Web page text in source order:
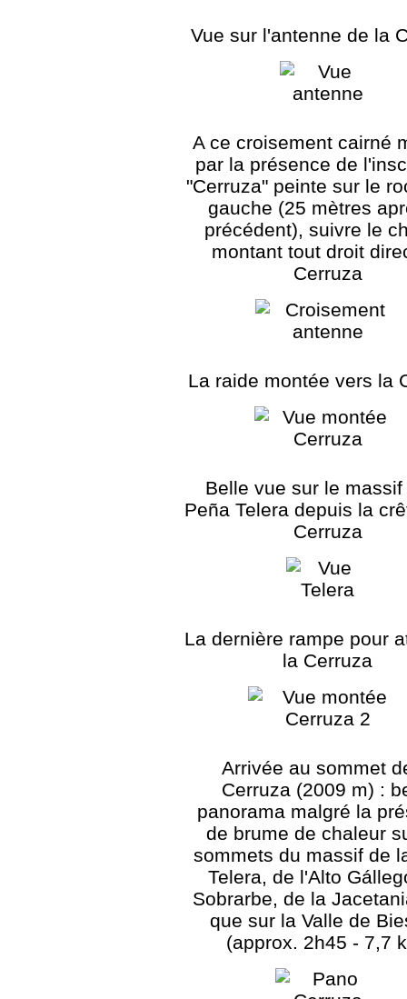
Vue sur l'antenne de la
A ce croisement cairné
par la présence de
"Cerruza" peinte sur le
gauche (25 mètres
précédent), suivre le
montant tout droit
Cerruza
La raide montée vers la
Belle vue sur le massif
Peña Telera depuis la
Cerruza
La dernière rampe pour
la Cerruza
Arrivée au sommet
Cerruza (2009 m) :
panorama malgré la
de brume de chaleur
sommets du massif de
Telera, de l'Alto
Sobrarbe, de la
que sur la Valle de
(approx. 2h45 - 7,7